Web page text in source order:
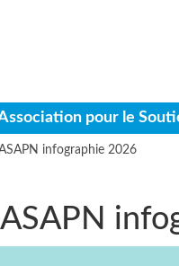
pour le
infographie 2026